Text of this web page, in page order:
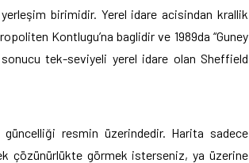
birimidir. Yerel idare acisindan krallik
Kontlugu’na baglidir ve 1989da “Guney
tek-seviyeli yerel idare olan Sheffield
resmin üzerindedir. Harita sadece
çözünürlükte görmek isterseniz, ya üzerine